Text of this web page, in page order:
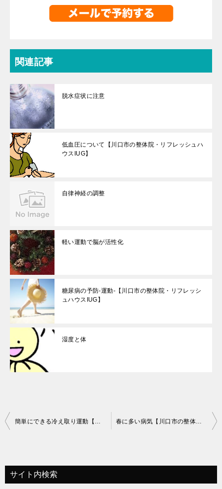
関連記事
脱水症状に注意
低血圧について【川口市の整体院・リフレッシュハ
ウスIUG】
自律神経の調整
軽い運動で脳が活性化
糖尿病の予防-運動-【川口市の整体院・リフレッシ
ュハウスIUG】
湿度と体
投
ビ
ゲ
簡単にできる冷え取り運動【川口市の整体院・リフレッシュハウスIUG】 春に多い病気【川口市の整体院・リフレッシュハウスIUG】
サイト内検索